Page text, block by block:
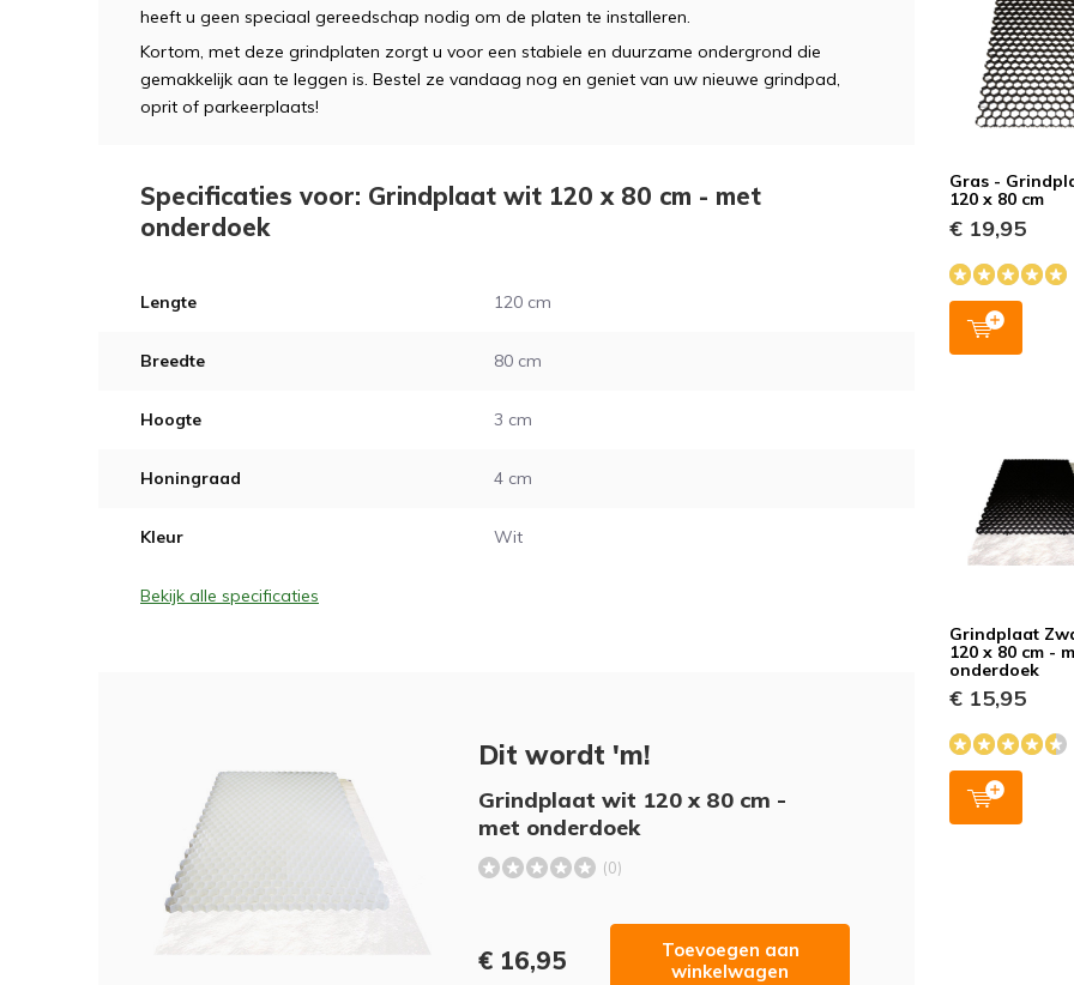
heeft u geen speciaal gereedschap nodig om de platen te installeren.
Kortom, met deze grindplaten zorgt u voor een stabiele en duurzame ondergrond die
gemakkelijk aan te leggen is. Bestel ze vandaag nog en geniet van uw nieuwe grindpad,
oprit of parkeerplaats!
Specificaties voor: Grindplaat wit 120 x 80 cm - met
onderdoek
Lengte 120 cm
Breedte 80 cm
Hoogte 3 cm
Honingraad 4 cm
Kleur Wit
Bekijk alle specificaties
Dit wordt 'm!
Grindplaat wit 120 x 80 cm -
met onderdoek
(0)
€ 16,95
Toevoegen aan
winkelwagen
Gras -
120 x 80 cm
€ 19,95
Grindplaat
120 x 80 cm -
onderdoek
€ 15,95